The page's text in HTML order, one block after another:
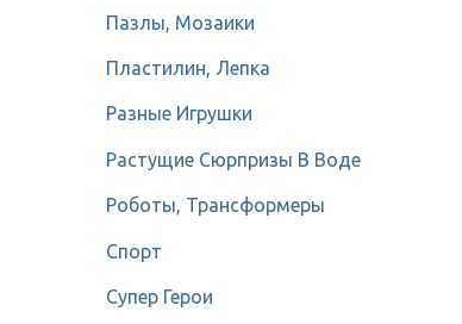
Пазлы, Мозаики
Пластилин, Лепка
Разные Игрушки
Растущие Сюрпризы В Воде
Роботы, Трансформеры
Спорт
Супер Герои